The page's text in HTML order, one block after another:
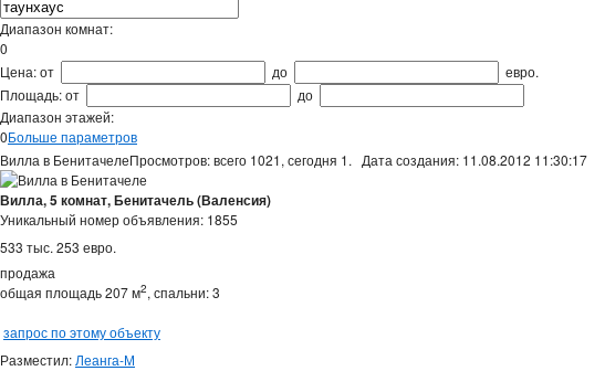
Диапазон комнат:
0
Цена:от до
евро.
Площадь:от
до
Диапазон этажей:
0Больше параметров
Вилла в БенитачелеПросмотров: всего 1021, сегодня 1. Дата создания: 11.08.2012 11:30:17
Вилла, 5 комнат, Бенитачель (Валенсия)
Уникальный номер объявления: 1855
533 тыс. 253 евро.
продажа
общая площадь 207 м2, спальни: 3
запрос по этому объекту
Разместил: Леанга-М